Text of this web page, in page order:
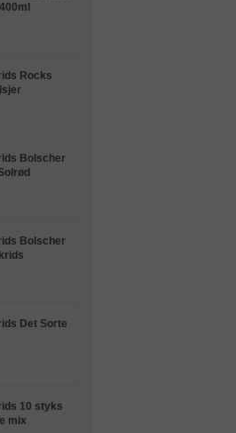
Rocks
Bolscher
Bolscher
Det Sorte
10 styks
mix